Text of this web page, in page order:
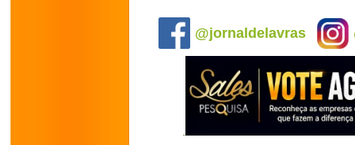
@jornaldelavras